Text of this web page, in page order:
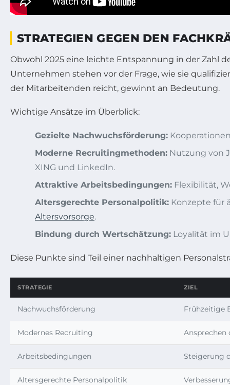
STRATEGIEN GEGEN DEN
Obwohl 2025 eine leichte Entspannung in der Zahl
Unternehmen stehen vor der Frage, wie sie
der Mitarbeitenden reicht, gewinnt an Bedeutung.
Wichtige Ansätze im Überblick:
Gezielte Nachwuchsförderung:
Moderne Recruitingmethoden: Nutzung von
XING und LinkedIn.
Attraktive Arbeitsbedingungen: Flexibilität,
Altersgerechte Personalpolitik: Konzepte für
Altersvorsorge.
Bindung durch Wertschätzung: Loyalität im
Diese Punkte sind Teil einer nachhaltigen
STRATEGIE ZIEL
Nachwuchsförderung Frühzeitige
Modernes Recruiting Ansprechen
Arbeitsbedingungen Steigerung
Altersgerechte Personalpolitik